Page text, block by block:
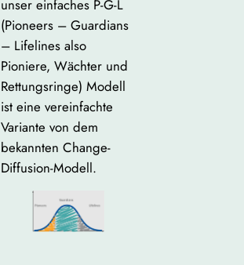
unser einfaches P-G-L
(Pioneers – Guardians
– Lifelines also
Pioniere, Wächter und
Rettungsringe) Modell
ist eine vereinfachte
Variante von dem
bekannten Change-
Diffusion-Modell.